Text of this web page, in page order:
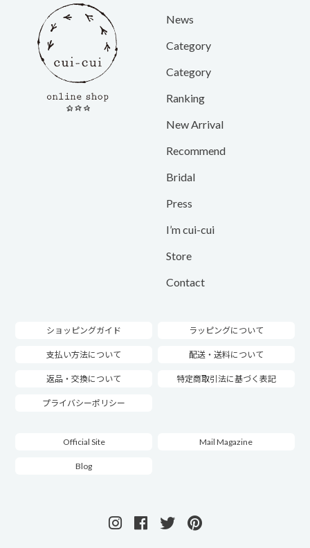
News
Category
Category
Ranking
New Arrival
Recommend
Bridal
Press
I’m cui-cui
Store
Contact
ショッピングガイド ラッピングについて
支払い方法について 配送・送料について
返品・交換について 特定商取引法に基づく表記
プライバシーポリシー
Official Site Mail Magazine
Blog